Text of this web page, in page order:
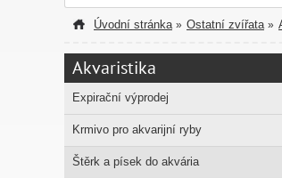
Úvodní stránka » Ostatní zvířata »
Akvaristika
Expirační výprodej
Krmivo pro akvarijní ryby
Štěrk a písek do akvária